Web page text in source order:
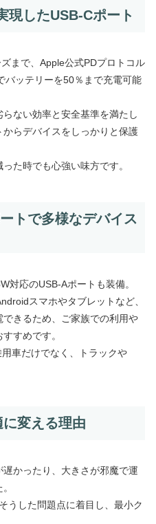
現したUSB-Cポート
まで、Apple公式PDプロトコル
バッテリーを50％まで充電可能
ない効率と安全基準を満たし
らデバイスをしっかりと保護
た時でも心強い味方です。
トで多様なデバイス
対応のUSB-Aポートも装備。
スマホやタブレットなど、
きるため、ご家族での利用や
すめです。
車だけでなく、トラックや
変える理由
かったり、大きさが邪魔で運
うした問題点に着目し、最小ク